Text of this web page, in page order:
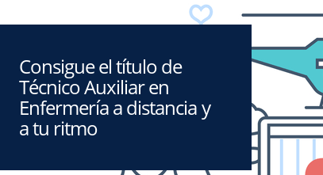
Consigue el título de
Técnico Auxiliar en
Enfermería a distancia y
a tu ritmo